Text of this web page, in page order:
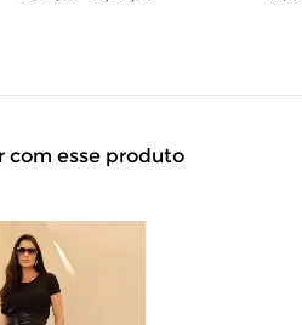
com esse produto